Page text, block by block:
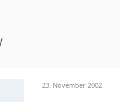
23. November 2002